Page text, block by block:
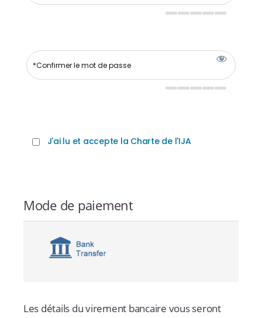
J'ai lu et accepte la Charte de l'IJA
Mode de paiement
Les détails du virement bancaire vous seront